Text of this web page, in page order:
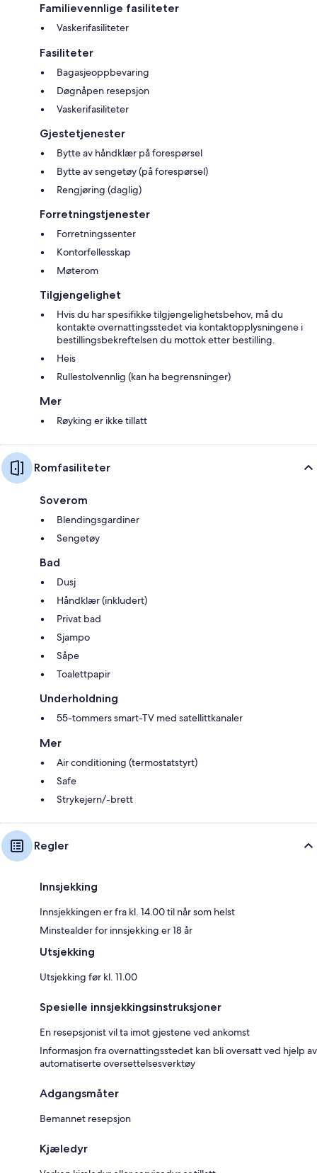
Familievennlige fasiliteter
Vaskerifasiliteter
Fasiliteter
Bagasjeoppbevaring
Døgnåpen resepsjon
Vaskerifasiliteter
Gjestetjenester
Bytte av håndklær på forespørsel
Bytte av sengetøy (på forespørsel)
Rengjøring (daglig)
Forretningstjenester
Forretningssenter
Kontorfellesskap
Møterom
Tilgjengelighet
Hvis du har spesifikke tilgjengelighetsbehov, må du
kontakte overnattingsstedet via kontaktopplysningene i
bestillingsbekreftelsen du mottok etter bestilling.
Heis
Rullestolvennlig (kan ha begrensninger)
Mer
Røyking er ikke tillatt
Romfasiliteter
Soverom
Blendingsgardiner
Sengetøy
Bad
Dusj
Håndklær (inkludert)
Privat bad
Sjampo
Såpe
Toalettpapir
Underholdning
55-tommers smart-TV med satellittkanaler
Mer
Air conditioning (termostatstyrt)
Safe
Strykejern/-brett
Regler
Innsjekking
Innsjekkingen er fra kl. 14.00 til når som helst
Minstealder for innsjekking er 18 år
Utsjekking
Utsjekking før kl. 11.00
Spesielle innsjekkingsinstruksjoner
En resepsjonist vil ta imot gjestene ved ankomst
Informasjon fra overnattingsstedet kan bli oversatt ved hjelp av
automatiserte oversettelsesverktøy
Adgangsmåter
Bemannet resepsjon
Kjæledyr